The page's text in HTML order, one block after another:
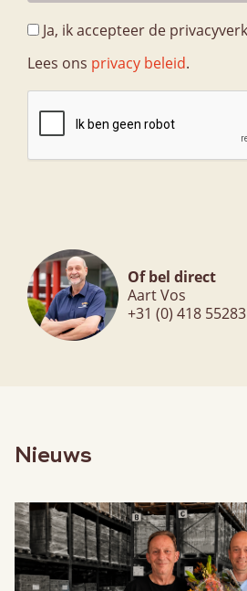
Ja, ik accepteer de
Lees ons privacy beleid.
Of bel direct
Aart Vos
+31 (0) 418
Nieuws